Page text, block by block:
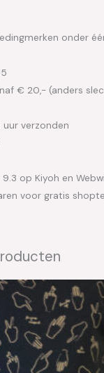
onder
€ 20,- (anders
uur verzonden
op Kiyoh en
voor gratis